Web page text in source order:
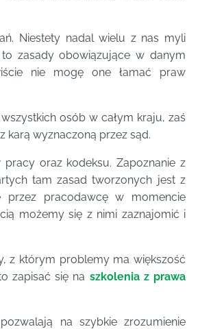
Niestety nadal wielu z nas myli
zasady obowiązujące w danym
nie mogę one łamać praw
osób w całym kraju, zaś
karą wyznaczoną przez sąd.
oraz kodeksu. Zapoznanie z
tam zasad tworzonych jest z
pracodawcę w momencie
możemy się z nimi zaznajomić i
z którym problemy ma większość
zapisać się na szkolenia z prawa
pozwalają na szybkie zrozumienie